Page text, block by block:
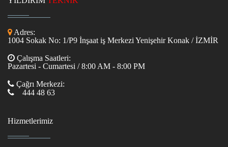
Adres:
1004 Sokak No: 1/P9 İnşaat iş Merkezi Yenişehir Konak / İZMİR
Çalışma Saatleri:
Pazartesi - Cumartesi / 8:00 AM - 8:00 PM
Çağrı Merkezi:
444 48 63
Hizmetlerimiz